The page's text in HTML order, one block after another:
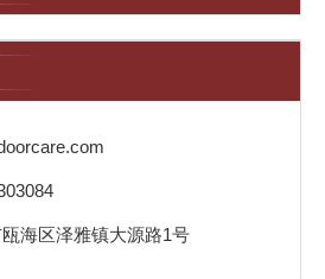
海区泽雅镇大源路1号